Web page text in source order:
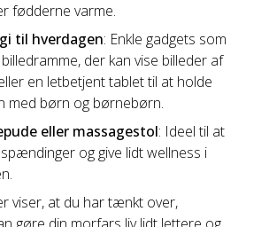
fødderne varme.
til hverdagen: Enkle gadgets som
der kan vise billeder af
en letbetjent tablet til at holde
med børn og børnebørn.
eller massagestol: Ideel til at
og give lidt wellness i
viser, at du har tænkt over,